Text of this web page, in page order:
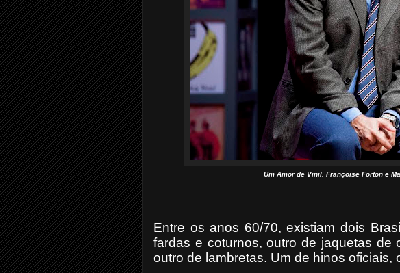
Um Amor de Vinil. Françoise Forton e
Entre os anos 60/70, existiam dois
fardas e coturnos, outro de jaquetas de
outro de lambretas. Um de hinos oficiais,